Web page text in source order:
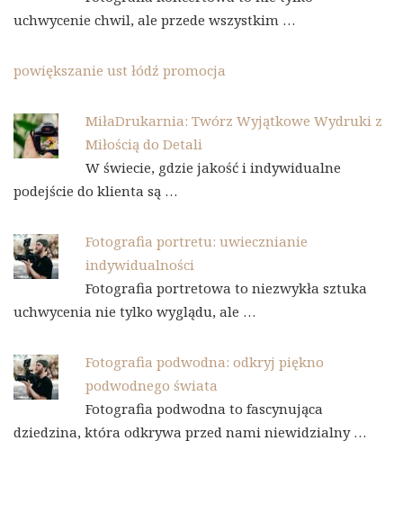
uchwycenie chwil, ale przede wszystkim …
powiększanie ust łódź promocja
MiłaDrukarnia: Twórz Wyjątkowe Wydruki z
Miłością do Detali
W świecie, gdzie jakość i indywidualne
podejście do klienta są …
Fotografia portretu: uwiecznianie
indywidualności
Fotografia portretowa to niezwykła sztuka
uchwycenia nie tylko wyglądu, ale …
Fotografia podwodna: odkryj piękno
podwodnego świata
Fotografia podwodna to fascynująca
dziedzina, która odkrywa przed nami niewidzialny …